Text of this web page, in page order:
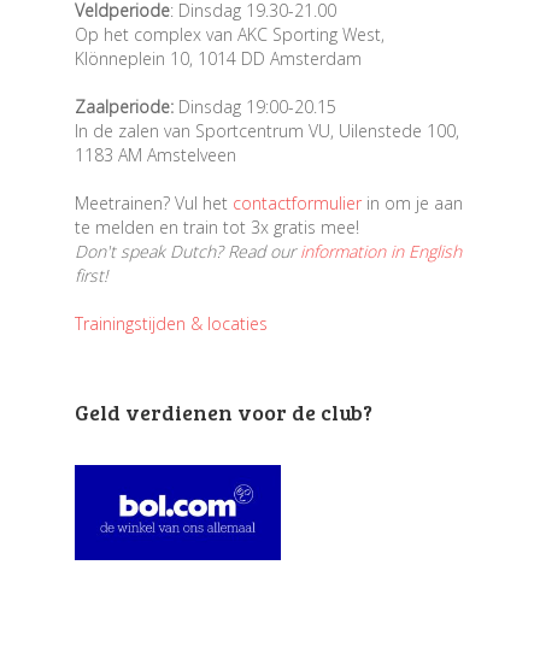
Veldperiode: Dinsdag 19.30-21.00
Op het complex van AKC Sporting West,
Klönneplein 10, 1014 DD Amsterdam
Zaalperiode:Dinsdag 19:00-20.15
In de zalen van Sportcentrum VU, Uilenstede 100,
1183 AM Amstelveen
Meetrainen? Vul het contactformulierin om je aan
te melden en train tot 3x gratis mee!
Don't speak Dutch? Read ourinformation in English
first!
Trainingstijden & locaties
Geld verdienen voor de club?